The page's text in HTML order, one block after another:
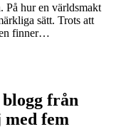
På hur en världsmakt
sätt. Trots att
finner…
från
fem